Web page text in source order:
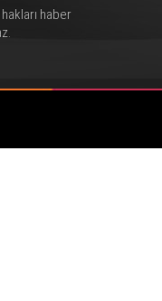
haber